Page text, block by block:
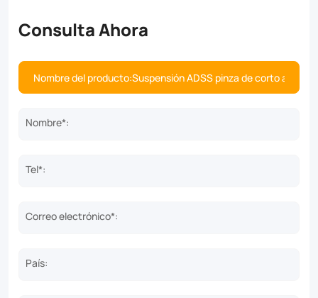
Consulta Ahora
Nombre*:
Tel*:
Correo electrónico*:
País: